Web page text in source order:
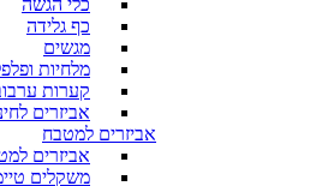
כלי הגשה
כף גלידה
מגשים
מלחיות
קערות
אביזרים
אביזרים למטבח
אביזרים
משקלים